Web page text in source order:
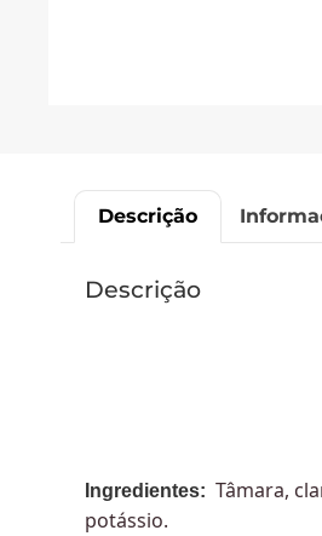
Descrição
Descrição
Ingredientes: Tâmara,
potássio.